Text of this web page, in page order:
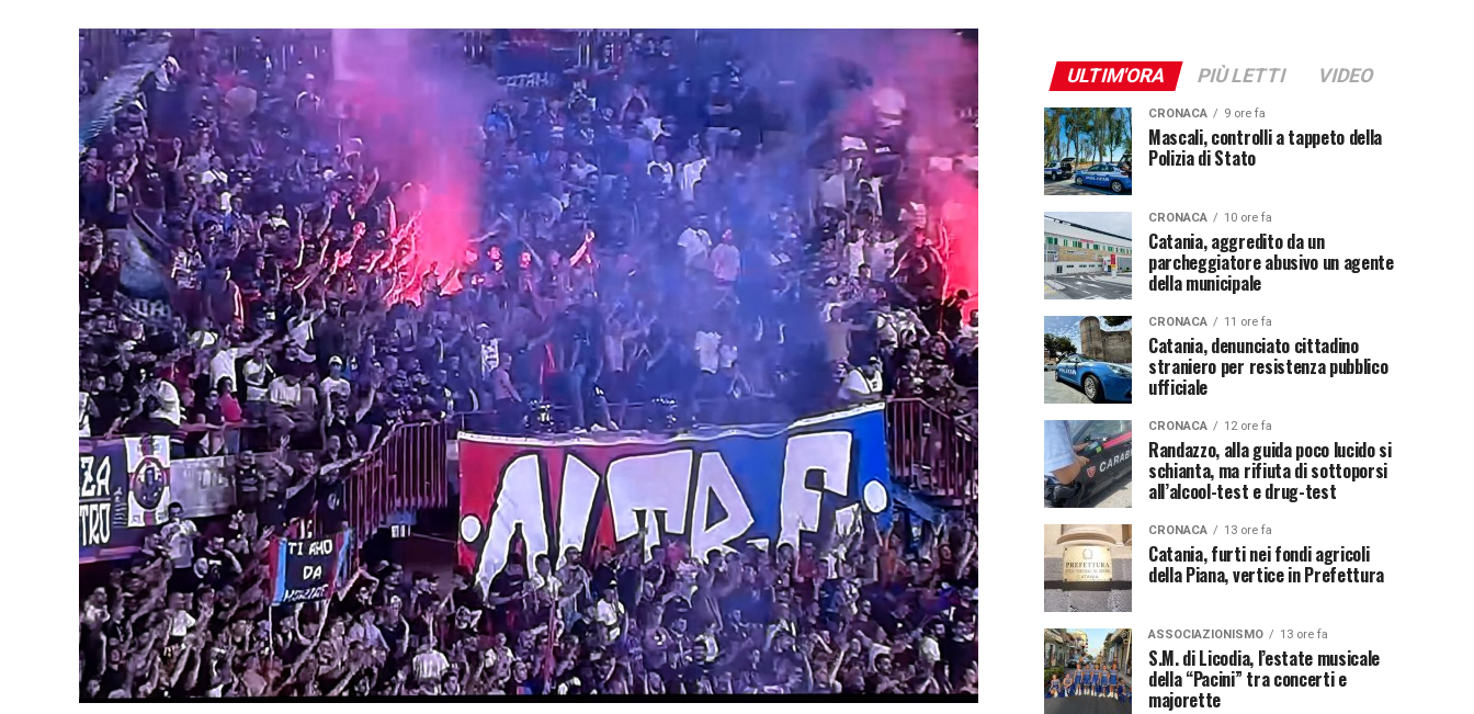
ULTIM'ORA PIÙ LETTI VIDEO
CRONACA 9 ore fa
Mascali, controlli a tappeto della
Polizia di Stato
CRONACA 10 ore fa
Catania, aggredito da un
parcheggiatore abusivo un agente
della municipale
CRONACA 11 ore fa
Catania, denunciato cittadino
straniero per resistenza pubblico
ufficiale
CRONACA 12 ore fa
Randazzo, alla guida poco lucido si
schianta, ma rifiuta di sottoporsi
all’alcool-test e drug-test
CRONACA 13 ore fa
Catania, furti nei fondi agricoli
della Piana, vertice in Prefettura
ASSOCIAZIONISMO 13 ore fa
S.M. di Licodia, l’estate musicale
della “Pacini” tra concerti e
majorette